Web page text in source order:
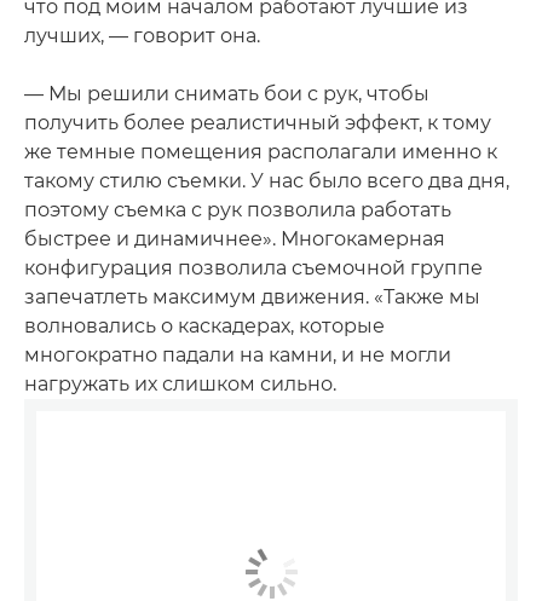
что под моим началом работают лучшие из
лучших, — говорит она.
— Мы решили снимать бои с рук, чтобы
получить более реалистичный эффект, к тому
же темные помещения располагали именно к
такому стилю съемки. У нас было всего два дня,
поэтому съемка с рук позволила работать
быстрее и динамичнее». Многокамерная
конфигурация позволила съемочной группе
запечатлеть максимум движения. «Также мы
волновались о каскадерах, которые
многократно падали на камни, и не могли
нагружать их слишком сильно.